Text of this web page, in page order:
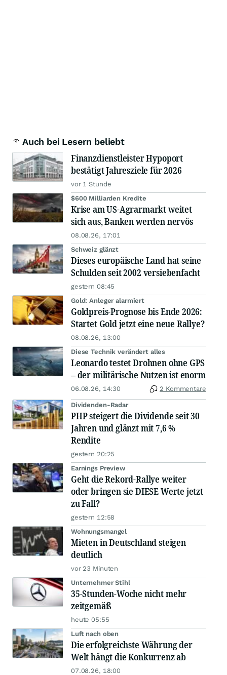
Auch bei Lesern beliebt
Finanzdienstleister Hypoport
bestätigt Jahresziele für 2026
vor 1 Stunde
$600 Milliarden Kredite
Krise am US-Agrarmarkt weitet
sich aus, Banken werden nervös
08.08.26, 17:01
Schweiz glänzt
Dieses europäische Land hat seine
Schulden seit 2002 versiebenfacht
gestern 08:45
Gold: Anleger alarmiert
Goldpreis-Prognose bis Ende 2026:
Startet Gold jetzt eine neue Rallye?
08.08.26, 13:00
Diese Technik verändert alles
Leonardo testet Drohnen ohne GPS
– der militärische Nutzen ist enorm
06.08.26, 14:30 2 Kommentare
Dividenden-Radar
PHP steigert die Dividende seit 30
Jahren und glänzt mit 7,6 %
Rendite
gestern 20:25
Earnings Preview
Geht die Rekord-Rallye weiter
oder bringen sie DIESE Werte jetzt
zu Fall?
gestern 12:58
Wohnungsmangel
Mieten in Deutschland steigen
deutlich
vor 23 Minuten
Unternehmer Stihl
35-Stunden-Woche nicht mehr
zeitgemäß
heute 05:55
Luft nach oben
Die erfolgreichste Währung der
Welt hängt die Konkurrenz ab
07.08.26, 18:00